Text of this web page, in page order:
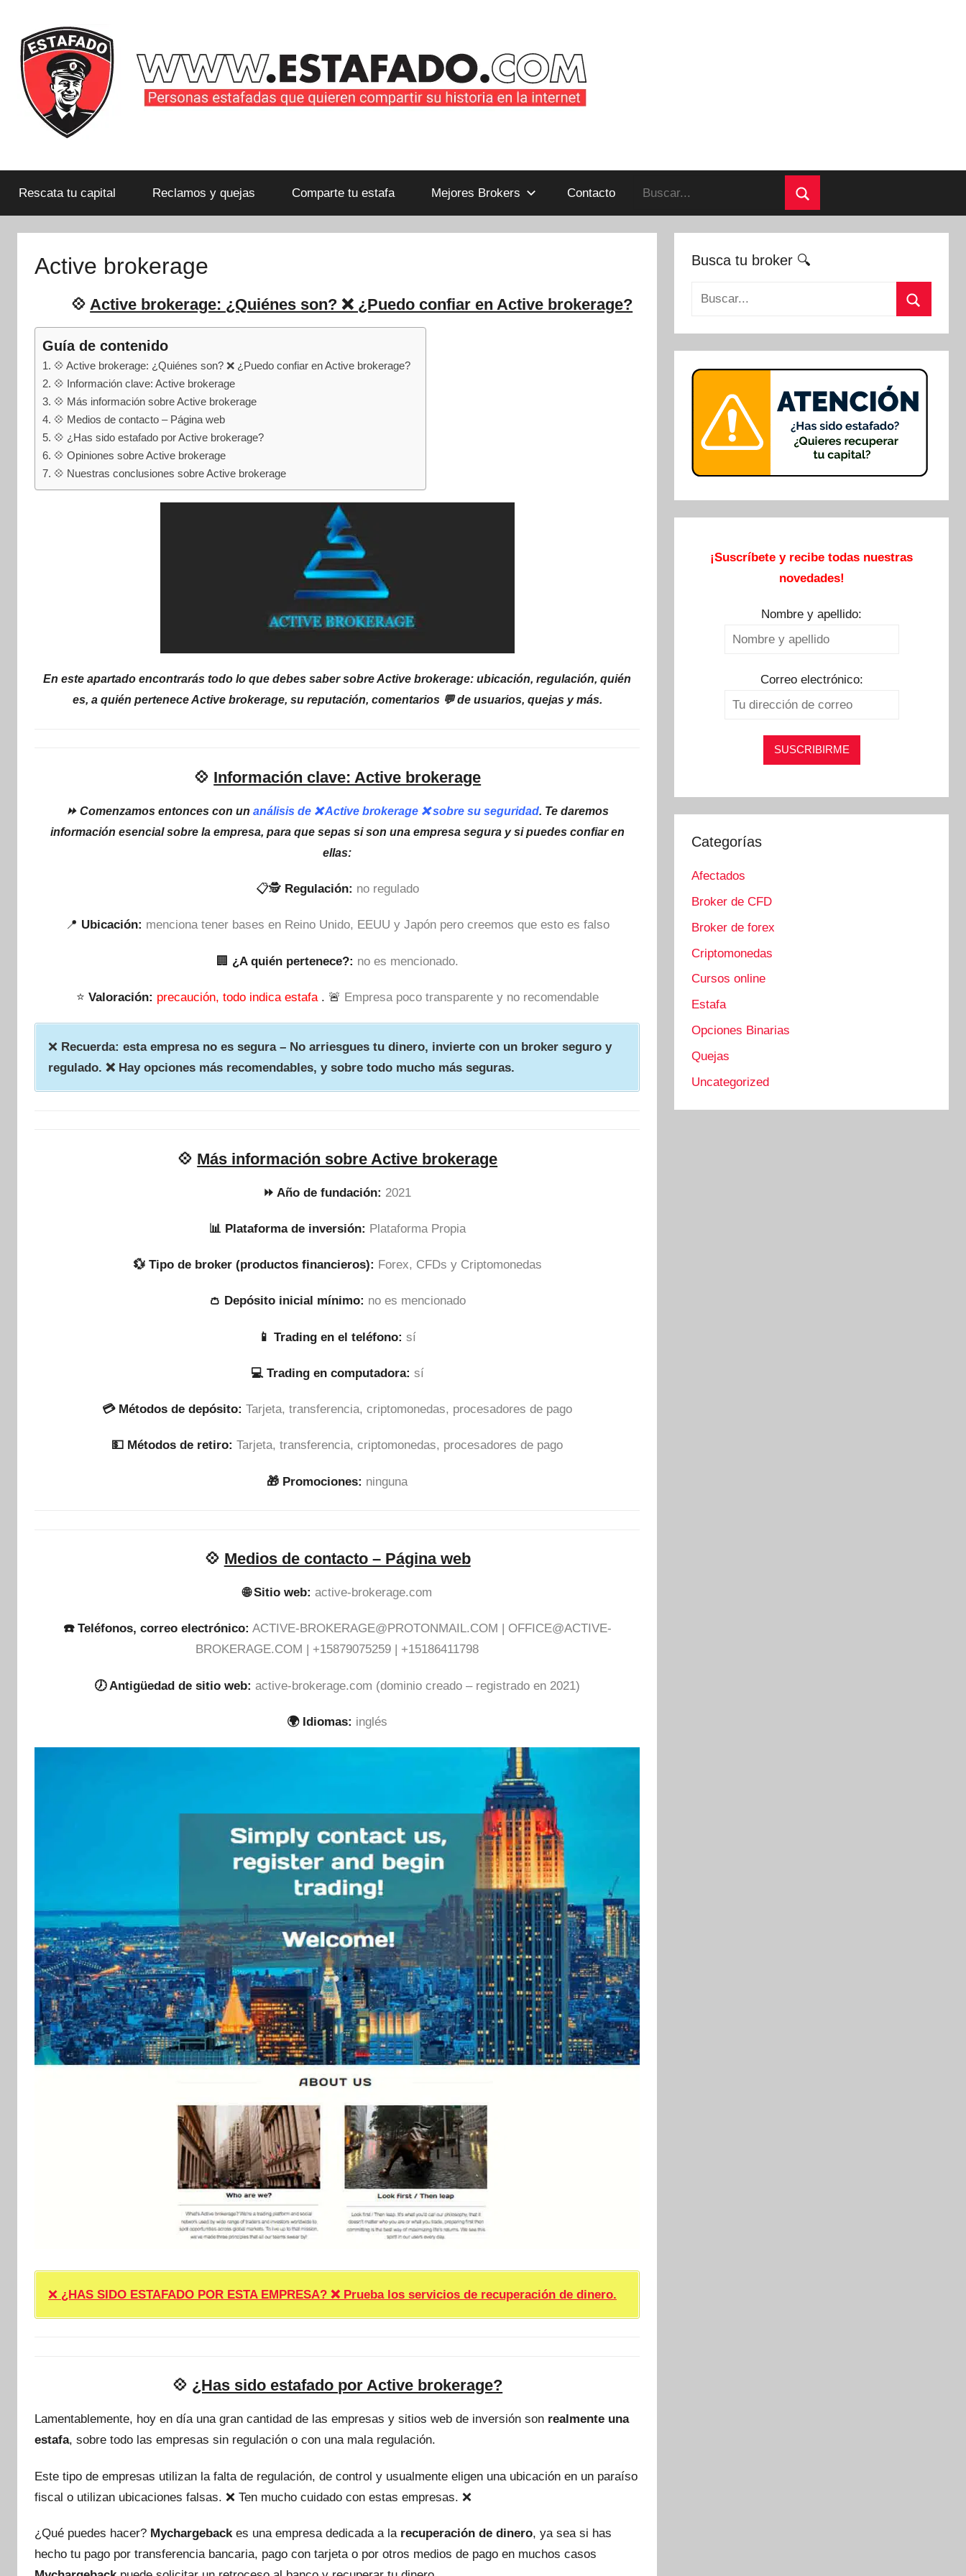
contenido
estafadas
que
historia
Estafado.com
Rescata tu capital Reclamos y quejas Comparte tu estafa Mejores Brokers Contacto
Buscar:
Buscar
Active brokerage
💠 Active brokerage: ¿Quiénes son? ❌ ¿Puedo confiar en Active brokerage?
Guía de contenido
💠 Active brokerage: ¿Quiénes son? ❌ ¿Puedo confiar en Active brokerage?
💠 Información clave: Active brokerage
💠 Más información sobre Active brokerage
💠 Medios de contacto – Página web
💠 ¿Has sido estafado por Active brokerage?
💠 Opiniones sobre Active brokerage
💠 Nuestras conclusiones sobre Active brokerage
En este apartado encontrarás todo lo que debes saber sobre Active brokerage: ubicación, regulación, quién
es, a quién pertenece Active brokerage, su reputación, comentarios 💬 de usuarios, quejas y más.
💠 Información clave: Active brokerage
⏩ Comenzamos entonces con un análisis de ❌ Active brokerage ❌ sobre su seguridad. Te daremos
información esencial sobre la empresa, para que sepas si son una empresa segura y si puedes confiar en
ellas:
📋🕵 Regulación: no regulado
📍 Ubicación: menciona tener bases en Reino Unido, EEUU y Japón pero creemos que esto es falso
🏢 ¿A quién pertenece?: no es mencionado.
⭐ Valoración: precaución, todo indica estafa . 🚨 Empresa poco transparente y no recomendable
❌ Recuerda: esta empresa no es segura – No arriesgues tu dinero, invierte con un broker seguro y
regulado. ❌ Hay opciones más recomendables, y sobre todo mucho más seguras.
💠 Más información sobre Active brokerage
⏩ Año de fundación: 2021
📊 Plataforma de inversión: Plataforma Propia
💱 Tipo de broker (productos financieros): Forex, CFDs y Criptomonedas
👛 Depósito inicial mínimo: no es mencionado
📱 Trading en el teléfono: sí
💻 Trading en computadora: sí
💳 Métodos de depósito: Tarjeta, transferencia, criptomonedas, procesadores de pago
💵​ Métodos de retiro: Tarjeta, transferencia, criptomonedas, procesadores de pago
🎁 Promociones: ninguna
💠 Medios de contacto – Página web
🌐 Sitio web: active-brokerage.com
☎️ Teléfonos, correo electrónico: ACTIVE-BROKERAGE@PROTONMAIL.COM
OFFICE@ACTIVE-
BROKERAGE.COM
| +15879075259 | +15186411798
🕖 Antigüedad de sitio web: active-brokerage.com (dominio creado – registrado en 2021)
🌍 Idiomas: inglés
❌ ¿HAS SIDO ESTAFADO POR ESTA EMPRESA? ❌ Prueba los servicios de recuperación de dinero.
💠 ¿Has sido estafado por Active brokerage?
Lamentablemente, hoy en día una gran cantidad de las empresas y sitios web de inversión son realmente una
estafa, sobre todo las empresas sin regulación o con una mala regulación.
Este tipo de empresas utilizan la falta de regulación, de control y usualmente eligen una ubicación en un paraíso
fiscal o utilizan ubicaciones falsas. ❌ Ten mucho cuidado con estas empresas. ❌
¿Qué puedes hacer? Mychargebackes una empresa dedicada a la recuperación de dinero, ya sea si has
hecho tu pago por transferencia bancaria, pago con tarjeta o por otros medios de pago en muchos casos
Busca tu broker 🔍
Buscar:
¡Suscríbete y recibe todas nuestras
novedades!
Nombre y apellido:
Correo electrónico:
Categorías
Afectados
Broker de CFD
Broker de forex
Criptomonedas
Cursos online
Estafa
Opciones Binarias
Quejas
Uncategorized